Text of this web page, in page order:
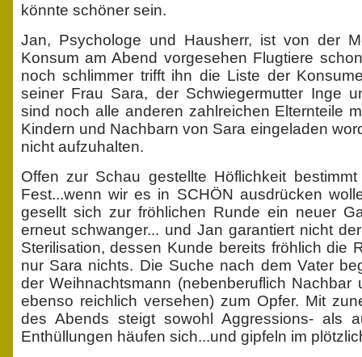
könnte schöner sein.
Jan, Psychologe und Hausherr, ist von der
Konsum am Abend vorgesehen Flugtiere
noch schlimmer trifft ihn die Liste der
seiner Frau Sara, der Schwiegermutter Inge
sind noch alle anderen zahlreichen Elternteile
Kindern und Nachbarn von Sara eingeladen
nicht aufzuhalten.
Offen zur Schau gestellte Höflichkeit
Fest...wenn wir es in SCHÖN ausdrücken
gesellt sich zur fröhlichen Runde ein neuer
erneut schwanger... und Jan garantiert nicht
Sterilisation, dessen Kunde bereits fröhlich die
nur Sara nichts. Die Suche nach dem Vater
der Weihnachtsmann (nebenberuflich Nachbar
ebenso reichlich versehen) zum Opfer. Mit
des Abends steigt sowohl Aggressions- als
Enthüllungen häufen sich...und gipfeln im